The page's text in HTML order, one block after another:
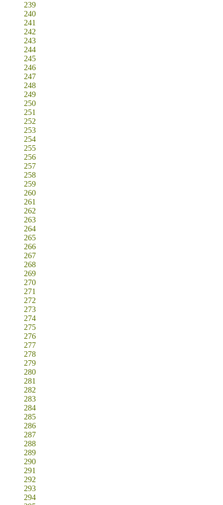
239
240
241
242
243
244
245
246
247
248
249
250
251
252
253
254
255
256
257
258
259
260
261
262
263
264
265
266
267
268
269
270
271
272
273
274
275
276
277
278
279
280
281
282
283
284
285
286
287
288
289
290
291
292
293
294